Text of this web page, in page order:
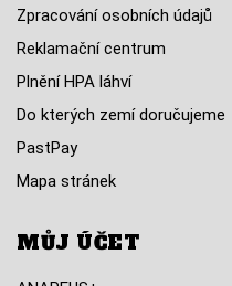
Zpracování osobních údajů
Reklamační centrum
Plnění HPA láhví
Do kterých zemí doručujeme
PastPay
Mapa stránek
MŮJ ÚČET